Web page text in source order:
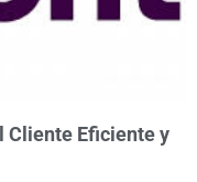
Cliente Eficiente y